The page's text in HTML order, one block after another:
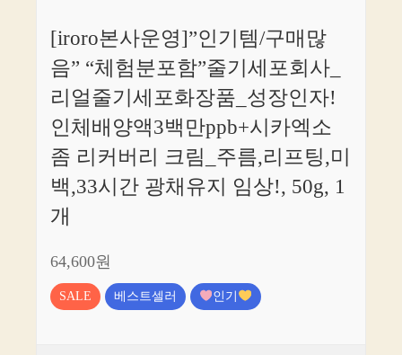
[iroro본사운영]”인기템/구매많
음” “체험분포함”줄기세포회사_
리얼줄기세포화장품_성장인자!
인체배양액3백만ppb+시카엑소
좀 리커버리 크림_주름,리프팅,미
백,33시간 광채유지 임상!, 50g, 1
개
64,600원
SALE 베스트셀러 인기